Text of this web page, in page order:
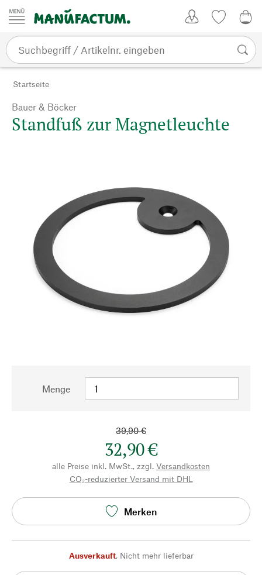
Zum Inhalt springen
Startseite
Bauer & Böcker
Standfuß zur Magnetleuchte
Menge
39,90 €
32,90 €
alle Preise inkl. MwSt., zzgl. Versandkosten
CO₂-reduzierter Versand mit DHL
Merken
Ausverkauft, Nicht mehr lieferbar